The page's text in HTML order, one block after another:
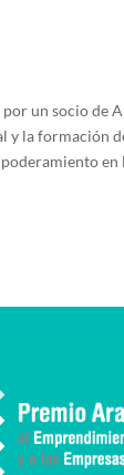
un socio de
y la formación
en